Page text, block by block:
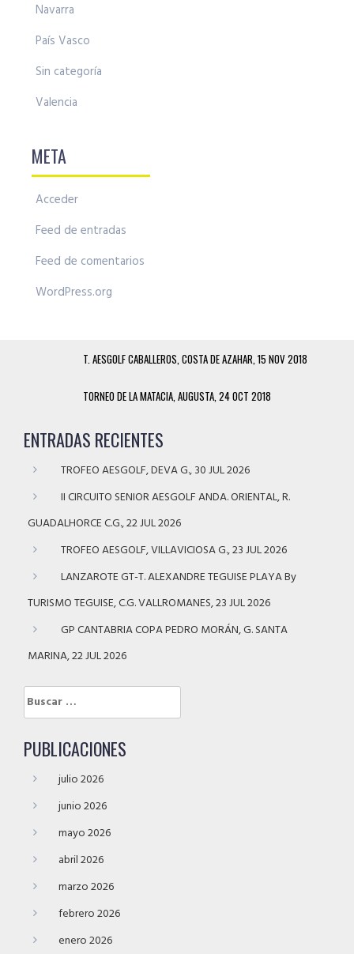
Navarra
País Vasco
Sin categoría
Valencia
META
Acceder
Feed de entradas
Feed de comentarios
WordPress.org
T. AESGOLF CABALLEROS, COSTA DE AZAHAR, 15 NOV 2018
TORNEO DE LA MATACIA, AUGUSTA, 24 OCT 2018
ENTRADAS RECIENTES
TROFEO AESGOLF, DEVA G., 30 JUL 2026
II CIRCUITO SENIOR AESGOLF ANDA. ORIENTAL, R.
GUADALHORCE C.G., 22 JUL 2026
TROFEO AESGOLF, VILLAVICIOSA G., 23 JUL 2026
LANZAROTE GT-T. ALEXANDRE TEGUISE PLAYA By
TURISMO TEGUISE, C.G. VALLROMANES, 23 JUL 2026
GP CANTABRIA COPA PEDRO MORÁN, G. SANTA
MARINA, 22 JUL 2026
Buscar:
PUBLICACIONES
julio 2026
junio 2026
mayo 2026
abril 2026
marzo 2026
febrero 2026
enero 2026